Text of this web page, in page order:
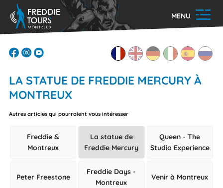
MENU
LA STATUE DE FREDDIE MERCURY À
MONTREUX
Autres articles qui pourraient vous intéresser
Freddie &
Montreux
La statue de
Freddie Mercury
Queen - The
Studio Experience
Peter Freestone
Freddie Days -
Montreux
Venir à Montreux